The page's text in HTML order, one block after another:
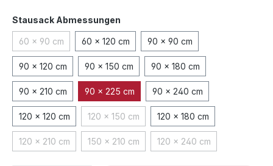
Stausack Abmessungen
60 x 90 cm(Diese Option ist zurzeit nicht verfügbar.)
60 x 120 cm 90 x 90 cm
90 x 120 cm 90 x 150 cm 90 x 180 cm
90 x 210 cm 90 x 225 cm 90 x 240 cm
120 x 120 cm 120 x 150 cm(Diese Option ist zurzeit nicht verfügbar.)
120 x 180 cm
120 x 210 cm(Diese Option ist zurzeit nicht verfügbar.)
150 x 210 cm(Diese Option ist zurzeit nicht verfügbar.)
120 x 240 cm(Diese Option ist zurzeit